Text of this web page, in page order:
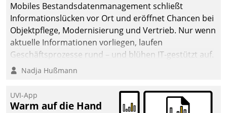
Mobiles Bestandsdatenmanagement schließt
Informationslücken vor Ort und eröffnet Chancen bei
Objektpflege, Modernisierung und Vertrieb. Nur wenn
aktuelle Informationen vorliegen, laufen
Geschäftsprozesse rund – und blühen IT-gestützt auf.
Nadja Hußmann
UVI-App
Warm auf die Hand